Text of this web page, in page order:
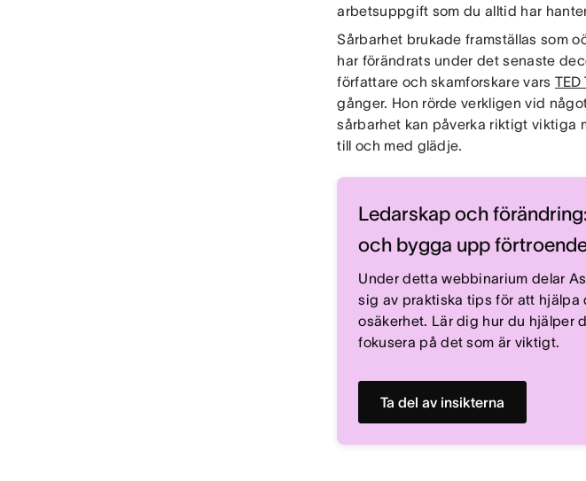
arbetsuppgift som du alltid har
Sårbarhet brukade framställas som
har förändrats under det senaste
författare och skamforskare vars TED
gånger. Hon rörde verkligen vid
sårbarhet kan påverka riktigt viktiga
till och med glädje.
Ledarskap och
och bygga upp
Under detta webbinarium delar
sig av praktiska tips för att hjälpa
osäkerhet. Lär dig hur du hjälper
fokusera på det som är viktigt.
Ta del av insikterna